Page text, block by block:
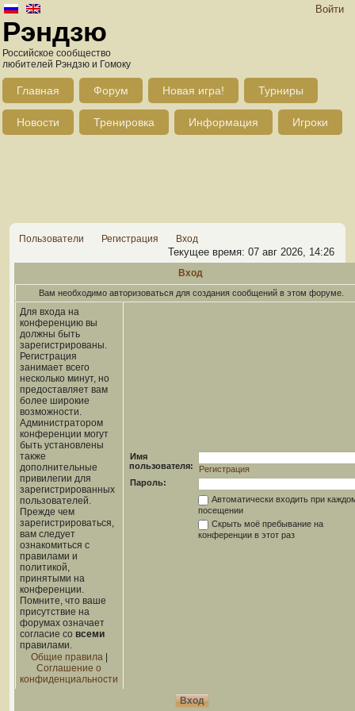
Войти
Рэндзю
Российское сообщество
любителей Рэндзю и Гомоку
Главная Форум Новая игра! Турниры
Новости Тренировка Информация Игроки
Пользователи Регистрация Вход
Текущее время: 07 авг 2026, 14:26
Вход
Вам необходимо авторизоваться для создания сообщений в этом форуме.
Для входа на
конференцию вы
должны быть
зарегистрированы.
Регистрация
занимает всего
несколько минут, но
предоставляет вам
более широкие
возможности.
Администратором
конференции могут
быть установлены
также
дополнительные
привилегии для
зарегистрированных
пользователей.
Прежде чем
зарегистрироваться,
вам следует
ознакомиться с
правилами и
политикой,
принятыми на
конференции.
Помните, что ваше
присутствие на
форумах означает
согласие со всеми
правилами.
Общие правила|
Соглашение о
конфиденциальности
Имя
пользователя:
Регистрация
Пароль:
Автоматически входить при
посещении
Скрыть моё пребывание на
конференции в этот раз